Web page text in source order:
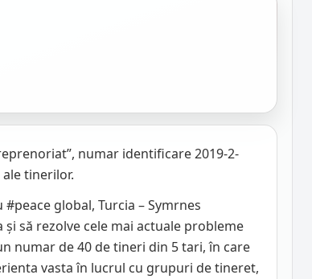
numar identificare 2019-2-
tinerilor.
global, Turcia – Symrnes
să rezolve cele mai actuale probleme
numar de 40 de tineri din 5 tari, în care
vasta în lucrul cu grupuri de tineret,